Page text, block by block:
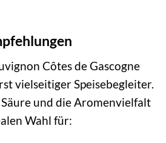
Côtes de Gascogne
vielseitiger Speisebegleiter.
und die Aromenvielfalt
Wahl für: